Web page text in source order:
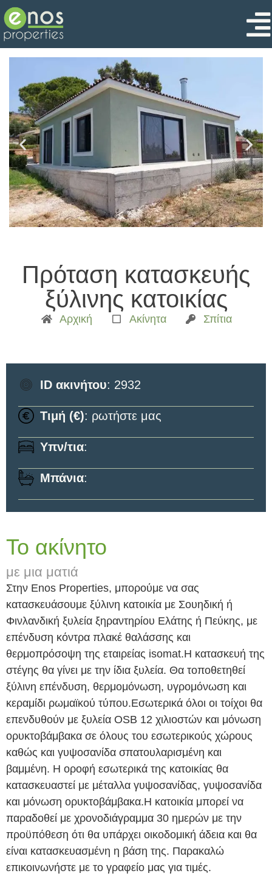
Πρόταση κατασκευής
ξύλινης κατοικίας
Αρχική Ακίνητα Σπίτια
ID ακινήτου: 2932
Τιμή (€): ρωτήστε μας
Υπν/τια:
Μπάνια:
Το ακίνητο
με μια ματιά
Στην Enos Properties, μπορούμε να σας
κατασκευάσουμε ξύλινη κατοικία με Σουηδική ή
Φινλανδική ξυλεία ξηραντηρίου Ελάτης ή Πεύκης, με
επένδυση κόντρα πλακέ θαλάσσης και
θερμοπρόσοψη της εταιρείας isomat.Η κατασκευή της
στέγης θα γίνει με την ίδια ξυλεία. Θα τοποθετηθεί
ξύλινη επένδυση, θερμομόνωση, υγρομόνωση και
κεραμίδι ρωμαϊκού τύπου.Εσωτερικά όλοι οι τοίχοι θα
επενδυθούν με ξυλεία OSB 12 χιλιοστών και μόνωση
ορυκτοβάμβακα σε όλους του εσωτερικούς χώρους
καθώς και γυψοσανίδα σπατουλαρισμένη και
βαμμένη. Η οροφή εσωτερικά της κατοικίας θα
κατασκευαστεί με μέταλλα γυψοσανίδας, γυψοσανίδα
και μόνωση ορυκτοβάμβακα.Η κατοικία μπορεί να
παραδοθεί με χρονοδιάγραμμα 30 ημερών με την
προϋπόθεση ότι θα υπάρχει οικοδομική άδεια και θα
είναι κατασκευασμένη η βάση της. Παρακαλώ
επικοινωνήστε με το γραφείο μας για τιμές.